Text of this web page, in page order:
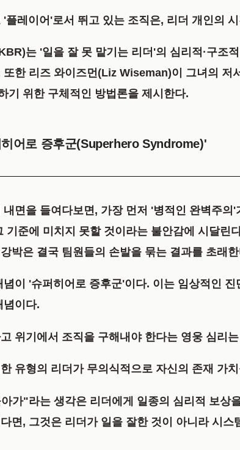
플레이어'로서 뛰고 있는 조직은, 리더 개인의
는 '일을 잘 못 맡기는 리더'의 심리적·구
또한 리즈 와이즈먼(Liz Wiseman)이 그녀의
기 위한 구체적인 방법론을 제시한다.
어로 증후군(Superhero Syndrome)'
면을 들여다보면, 가장 먼저 '병적인 완벽주의'
기준에 미치지 못할 것이라는 불안감에 시달린
박은 결국 팀원들의 손발을 묶는 결과를 초래
이 '슈퍼히어로 증후군'이다. 이는 임상적인
념이다.
위기에서 조직을 구해내야 한다는 영웅 심리
유형의 리더가 무의식적으로 자신의 존재 가
가"라는 생각은 리더에게 일종의 심리적 보상
면, 그것은 리더가 일을 잘한 것이 아니라 시스